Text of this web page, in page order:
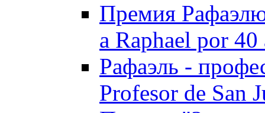
Премия
a Raphael por
Рафаэль -
Prоfesor de San